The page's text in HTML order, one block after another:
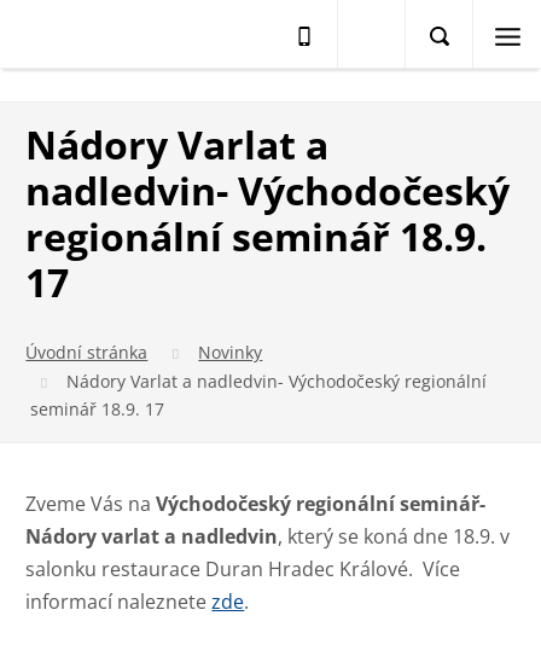
Nádory Varlat a
nadledvin- Východočeský
regionální seminář 18.9.
17
Úvodní stránka
Novinky
Nádory Varlat a nadledvin- Východočeský regionální
seminář 18.9. 17
Zveme Vás naVýchodočeský regionální seminář-
Nádory varlat a nadledvin, který se koná dne 18.9. v
salonku restaurace Duran Hradec Králové. Více
informací naleznetezde.